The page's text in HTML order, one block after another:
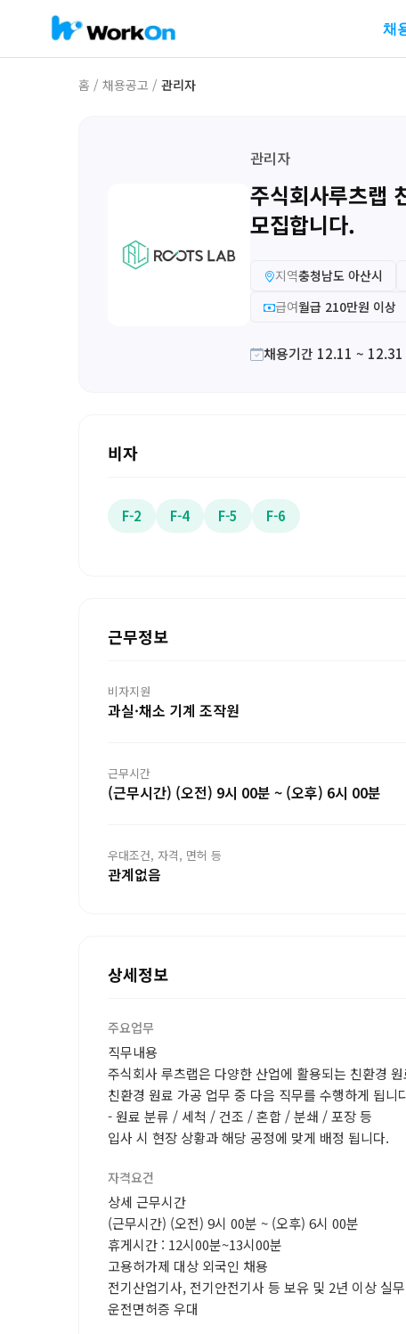
채
홈 / 채용공고 / 관리자
관리자
주식회사루츠랩
모집합니다.
지역충청남도 아산시
급여월급 210만원 이상
채용기간 12.11 ~ 12.31
비자
F-2 F-4 F-5 F-6
근무정보
비자지원
과실·채소 기계 조작원
근무시간
(근무시간) (오전) 9시 00분 ~ (오후) 6시 00분
우대조건, 자격, 면허 등
관계없음
상세정보
주요업무
직무내용
주식회사 루츠랩은 다양한 산업에 활용되는 친환경
친환경 원료 가공 업무 중 다음 직무를 수행하게 됩니
- 원료 분류 / 세척 / 건조 / 혼합 / 분쇄 / 포장 등
입사 시 현장 상황과 해당 공정에 맞게 배정 됩니다.
자격요건
상세 근무시간
(근무시간) (오전) 9시 00분 ~ (오후) 6시 00분
휴게시간 : 12시00분~13시00분
고용허가제 대상 외국인 채용
전기산업기사, 전기안전기사 등 보유 및 2년 이상 실
운전면허증 우대